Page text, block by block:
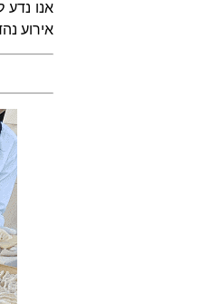
אנו נדע
אירוע